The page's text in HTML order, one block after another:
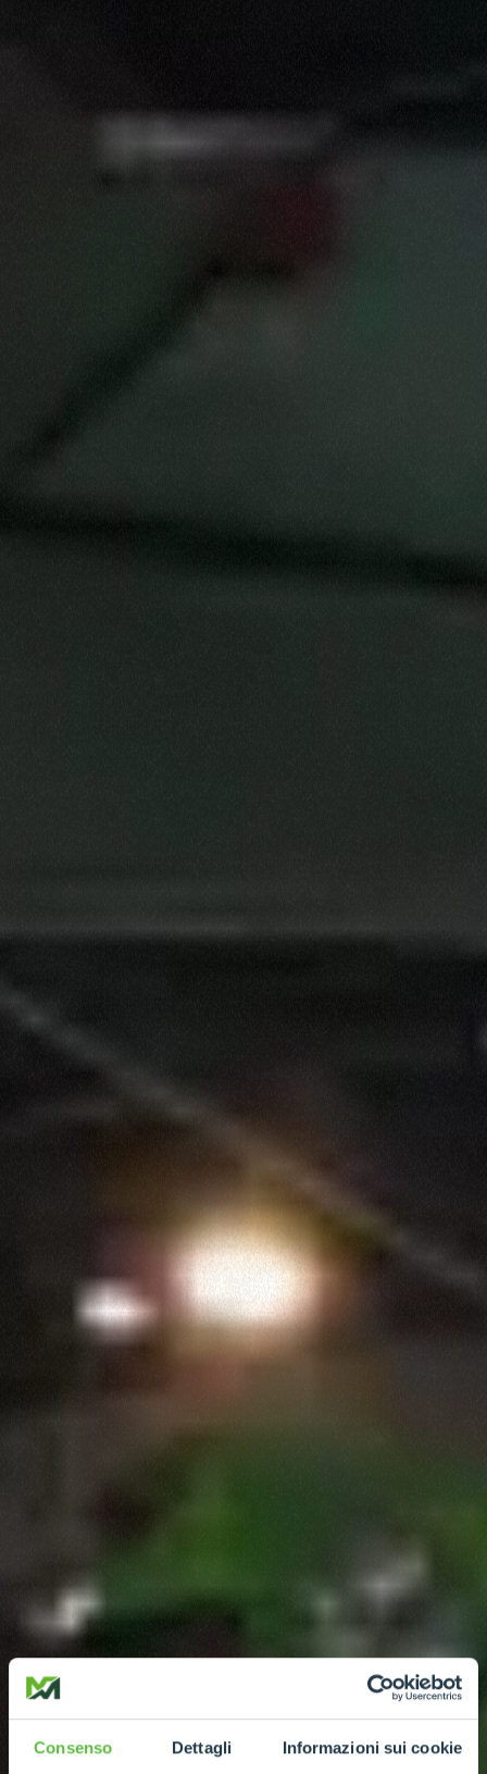
Consenso Dettagli Informazioni sui cookie